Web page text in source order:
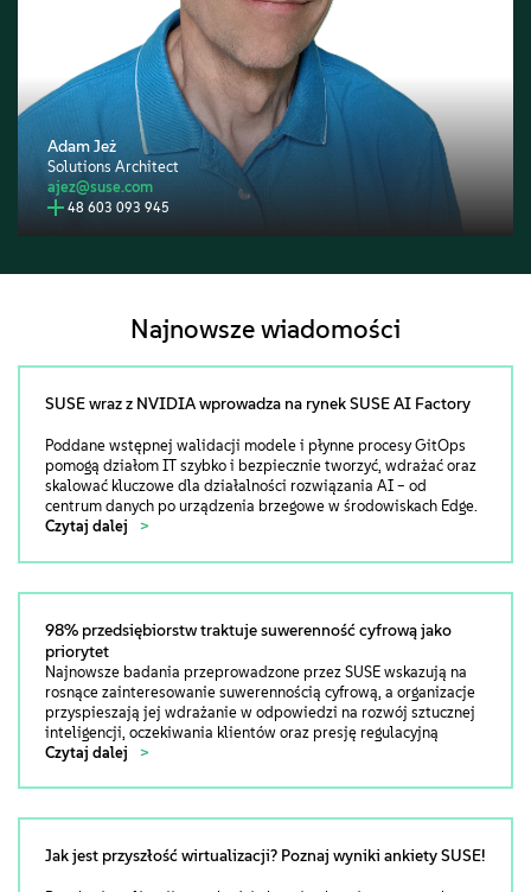
Adam Jeż
Solutions Architect
ajez@suse.com
48 603 093 945
Najnowsze wiadomości
SUSE wraz z NVIDIA wprowadza na rynek SUSE AI Factory
Poddane wstępnej walidacji modele i płynne procesy GitOps
pomogą działom IT szybko i bezpiecznie tworzyć, wdrażać oraz
skalować kluczowe dla działalności rozwiązania AI – od
centrum danych po urządzenia brzegowe w środowiskach Edge.
Czytaj dalej
98% przedsiębiorstw traktuje suwerenność cyfrową jako
priorytet
Najnowsze badania przeprowadzone przez SUSE wskazują na
rosnące zainteresowanie suwerennością cyfrową, a organizacje
przyspieszają jej wdrażanie w odpowiedzi na rozwój sztucznej
inteligencji, oczekiwania klientów oraz presję regulacyjną
Czytaj dalej
Jak jest przyszłość wirtualizacji? Poznaj wyniki ankiety SUSE!